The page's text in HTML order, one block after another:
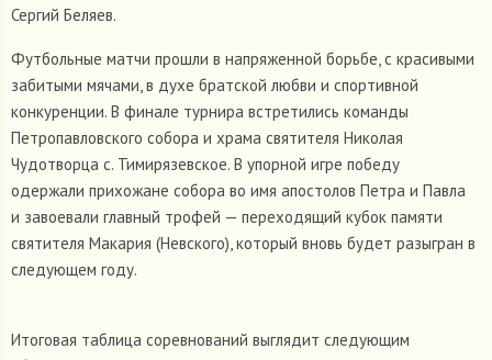
Сергий Беляев.
Футбольные матчи прошли в напряженной борьбе, с красивыми
забитыми мячами, в духе братской любви и спортивной
конкуренции. В финале турнира встретились команды
Петропавловского собора и храма святителя Николая
Чудотворца с. Тимирязевское. В упорной игре победу
одержали прихожане собора во имя апостолов Петра и Павла
и завоевали главный трофей — переходящий кубок памяти
святителя Макария (Невского), который вновь будет разыгран в
следующем году.
Итоговая таблица соревнований выглядит следующим